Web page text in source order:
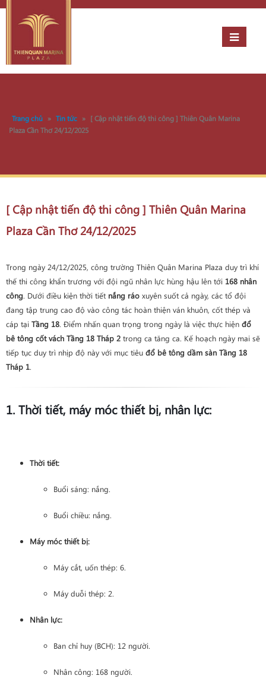
Trang chủ » Tin tức » [ Cập nhật tiến độ thi công ] Thiên Quân Marina
Plaza Cần Thơ 24/12/2025
[ Cập nhật tiến độ thi công ] Thiên Quân Marina
Plaza Cần Thơ 24/12/2025
Trong ngày 24/12/2025, công trường Thiên Quân Marina Plaza duy trì khí
thế thi công khẩn trương với đội ngũ nhân lực hùng hậu lên tới 168 nhân
công. Dưới điều kiện thời tiết nắng ráo xuyên suốt cả ngày, các tổ đội
đang tập trung cao độ vào công tác hoàn thiện ván khuôn, cốt thép và
cáp tại Tầng 18. Điểm nhấn quan trọng trong ngày là việc thực hiện đổ
bê tông cốt vách Tầng 18 Tháp 2 trong ca tăng ca. Kế hoạch ngày mai sẽ
tiếp tục duy trì nhịp độ này với mục tiêu đổ bê tông dầm sàn Tầng 18
Tháp 1.
1. Thời tiết, máy móc thiết bị, nhân lực:
Thời tiết:
Buổi sáng: nắng.
Buổi chiều: nắng.
Máy móc thiết bị:
Máy cắt, uốn thép: 6.
Máy duỗi thép: 2.
Nhân lực:
Ban chỉ huy (BCH): 12 người.
Nhân công: 168 người.